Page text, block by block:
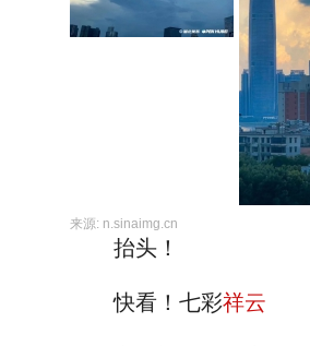
来源: n.sinaimg.cn
抬头！
快看！七彩祥云